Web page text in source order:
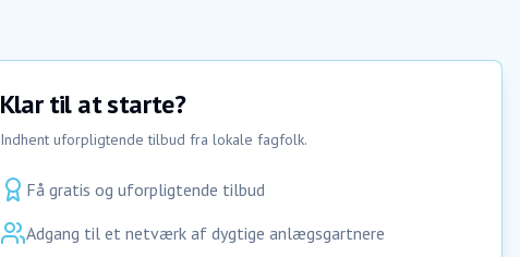
Klar til at starte?
Indhent uforpligtende tilbud fra lokale fagfolk.
Få gratis og uforpligtende tilbud
Adgang til et netværk af dygtige anlægsgartnere